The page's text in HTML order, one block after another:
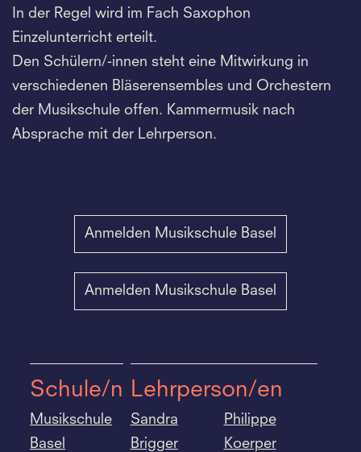
In der Regel wird im Fach Saxophon
Einzelunterricht erteilt.
Den Schülern/-innen steht eine Mitwirkung in
verschiedenen Bläserensembles und Orchestern
der Musikschule offen. Kammermusik nach
Absprache mit der Lehrperson.
Anmelden Musikschule Basel
Anmelden Musikschule Basel
Schule/n
Musikschule
Basel
Lehrperson/en
Sandra
Brigger
Philippe
Koerper